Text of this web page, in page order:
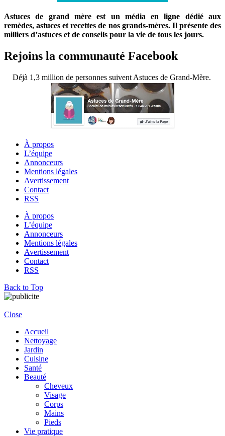
Astuces de grand mère est un média en ligne dédié aux
remèdes, astuces et recettes de nos grands-mères. Il présente des
milliers d’astuces et de conseils pour la vie de tous les jours.
Rejoins la communauté Facebook
Déjà 1,3 million de personnes suivent Astuces de Grand-Mère.
À propos
L’équipe
Annonceurs
Mentions légales
Avertissement
Contact
RSS
À propos
L’équipe
Annonceurs
Mentions légales
Avertissement
Contact
RSS
Back to Top
Close
Accueil
Nettoyage
Jardin
Cuisine
Santé
Beauté
Cheveux
Visage
Corps
Mains
Pieds
Vie pratique